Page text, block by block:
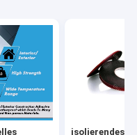
isolierendes